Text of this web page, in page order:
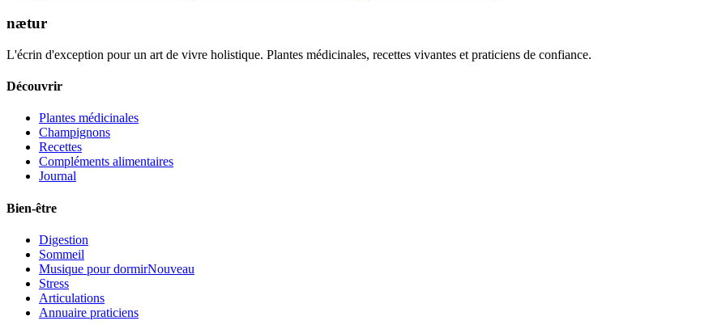
nætur
L'écrin d'exception pour un art de vivre holistique. Plantes médicinales, recettes vivantes et praticiens de confiance.
Découvrir
Plantes médicinales
Champignons
Recettes
Compléments alimentaires
Journal
Bien-être
Digestion
Sommeil
Musique pour dormirNouveau
Stress
Articulations
Annuaire praticiens